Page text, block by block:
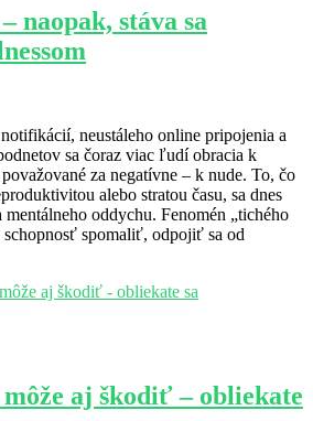
naopak, stáva sa
neustáleho online pripojenia a
sa čoraz viac ľudí obracia k
za negatívne – k nude. To, čo
alebo stratou času, sa dnes
oddychu. Fenomén „tichého
schopnosť spomaliť, odpojiť sa od
aj škodiť – obliekate